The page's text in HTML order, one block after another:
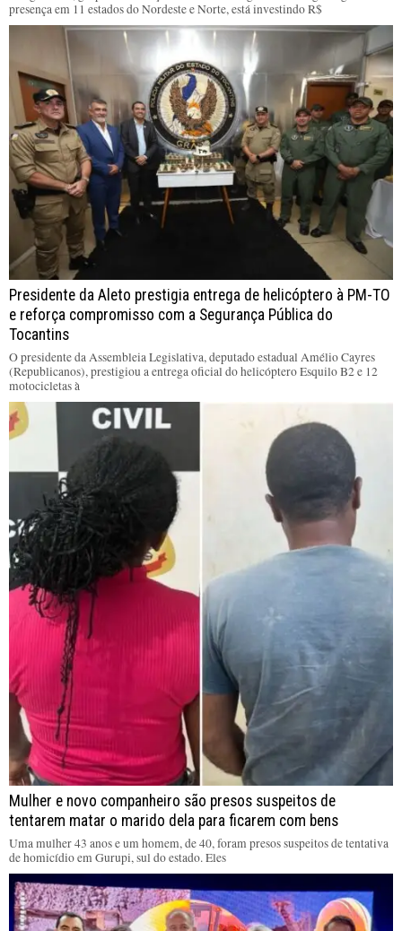
presença em 11 estados do Nordeste e Norte, está investindo R$
Presidente da Aleto prestigia entrega de helicóptero à PM-TO
e reforça compromisso com a Segurança Pública do
Tocantins
O presidente da Assembleia Legislativa, deputado estadual Amélio Cayres
(Republicanos), prestigiou a entrega oficial do helicóptero Esquilo B2 e 12
motocicletas à
Mulher e novo companheiro são presos suspeitos de
tentarem matar o marido dela para ficarem com bens
Uma mulher 43 anos e um homem, de 40, foram presos suspeitos de tentativa
de homicídio em Gurupi, sul do estado. Eles